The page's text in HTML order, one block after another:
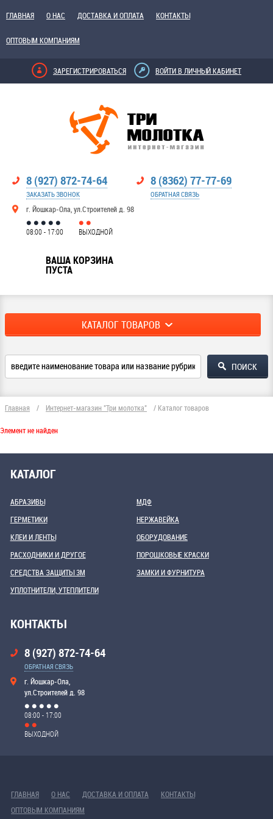
ГЛАВНАЯ О НАС ДОСТАВКА И ОПЛАТА КОНТАКТЫ
ОПТОВЫМ КОМПАНИЯМ
ЗАРЕГИСТРИРОВАТЬСЯ ВОЙТИ В ЛИЧНЫЙ КАБИНЕТ
8 (927) 872-74-64
ЗАКАЗАТЬ ЗВОНОК
г. Йошкар-Ола, ул.Строителей д. 98
8 (8362) 77-77-69
ОБРАТНАЯ СВЯЗЬ
08:00 - 17:00 ВЫХОДНОЙ
ВАША КОРЗИНА
ПУСТА
КАТАЛОГ ТОВАРОВ
Главная / Интернет-магазин "Три молотка" / Каталог товаров
Элемент не найден
КАТАЛОГ
АБРАЗИВЫ
ГЕРМЕТИКИ
КЛЕИ И ЛЕНТЫ
МДФ
НЕРЖАВЕЙКА
ОБОРУДОВАНИЕ
РАСХОДНИКИ И ДРУГОЕ
СРЕДСТВА ЗАЩИТЫ 3М
УПЛОТНИТЕЛИ, УТЕПЛИТЕЛИ
ПОРОШКОВЫЕ КРАСКИ
ЗАМКИ И ФУРНИТУРА
КОНТАКТЫ
8 (927) 872-74-64
ОБРАТНАЯ СВЯЗЬ
г. Йошкар-Ола,
ул.Строителей д. 98
08:00 - 17:00
ВЫХОДНОЙ
ГЛАВНАЯ О НАС ДОСТАВКА И ОПЛАТА
КОНТАКТЫ
ОПТОВЫМ КОМПАНИЯМ